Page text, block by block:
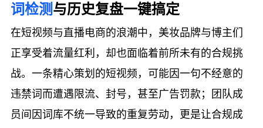
词检测与历史复盘一键搞定
在短视频与直播电商的浪潮中，美妆品牌与博主们
正享受着流量红利，却也面临着前所未有的合规挑
战。一条精心策划的短视频，可能因一句不经意的
违禁词而遭遇限流、封号，甚至广告罚款；团队成
员间因词库不统一导致的重复劳动，更是让合规成